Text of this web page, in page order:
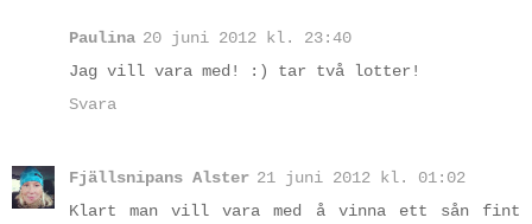
Paulina 20 juni 2012 kl. 23:40
Jag vill vara med! :) tar två lotter!
Svara
Fjällsnipans Alster 21 juni 2012 kl. 01:02
Klart man vill vara med å vinna ett sån fint